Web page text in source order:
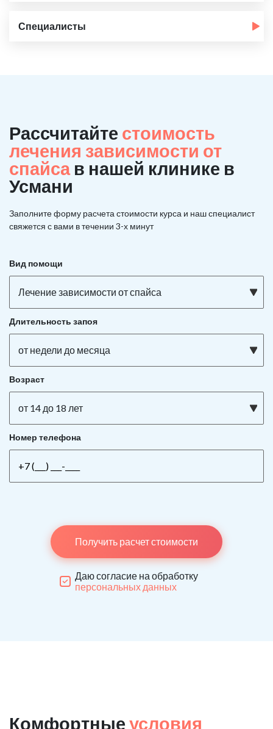
Специалисты
Рассчитайте стоимость
лечения зависимости от
спайса в нашей клинике в
Усмани
Заполните форму расчета стоимости курса и наш специалист
свяжется с вами в течении 3-х минут
Вид помощи
Лечение зависимости от спайса
Длительность запоя
от недели до месяца
Возраст
от 14 до 18 лет
Номер телефона
Получить расчет стоимости
Даю согласие на обработку
персональных данных
Комфортные условия